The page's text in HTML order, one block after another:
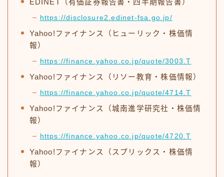
EDINET（有価証券報告書・四半期報告書）
https://disclosure2.edinet-fsa.go.jp/
Yahoo!ファイナンス（ヒューリック・株価情
報）
https://finance.yahoo.co.jp/quote/3003.T
Yahoo!ファイナンス（リソー教育・株価情報）
https://finance.yahoo.co.jp/quote/4714.T
Yahoo!ファイナンス（城南進学研究社・株価情
報）
https://finance.yahoo.co.jp/quote/4720.T
Yahoo!ファイナンス（スプリックス・株価情
報）